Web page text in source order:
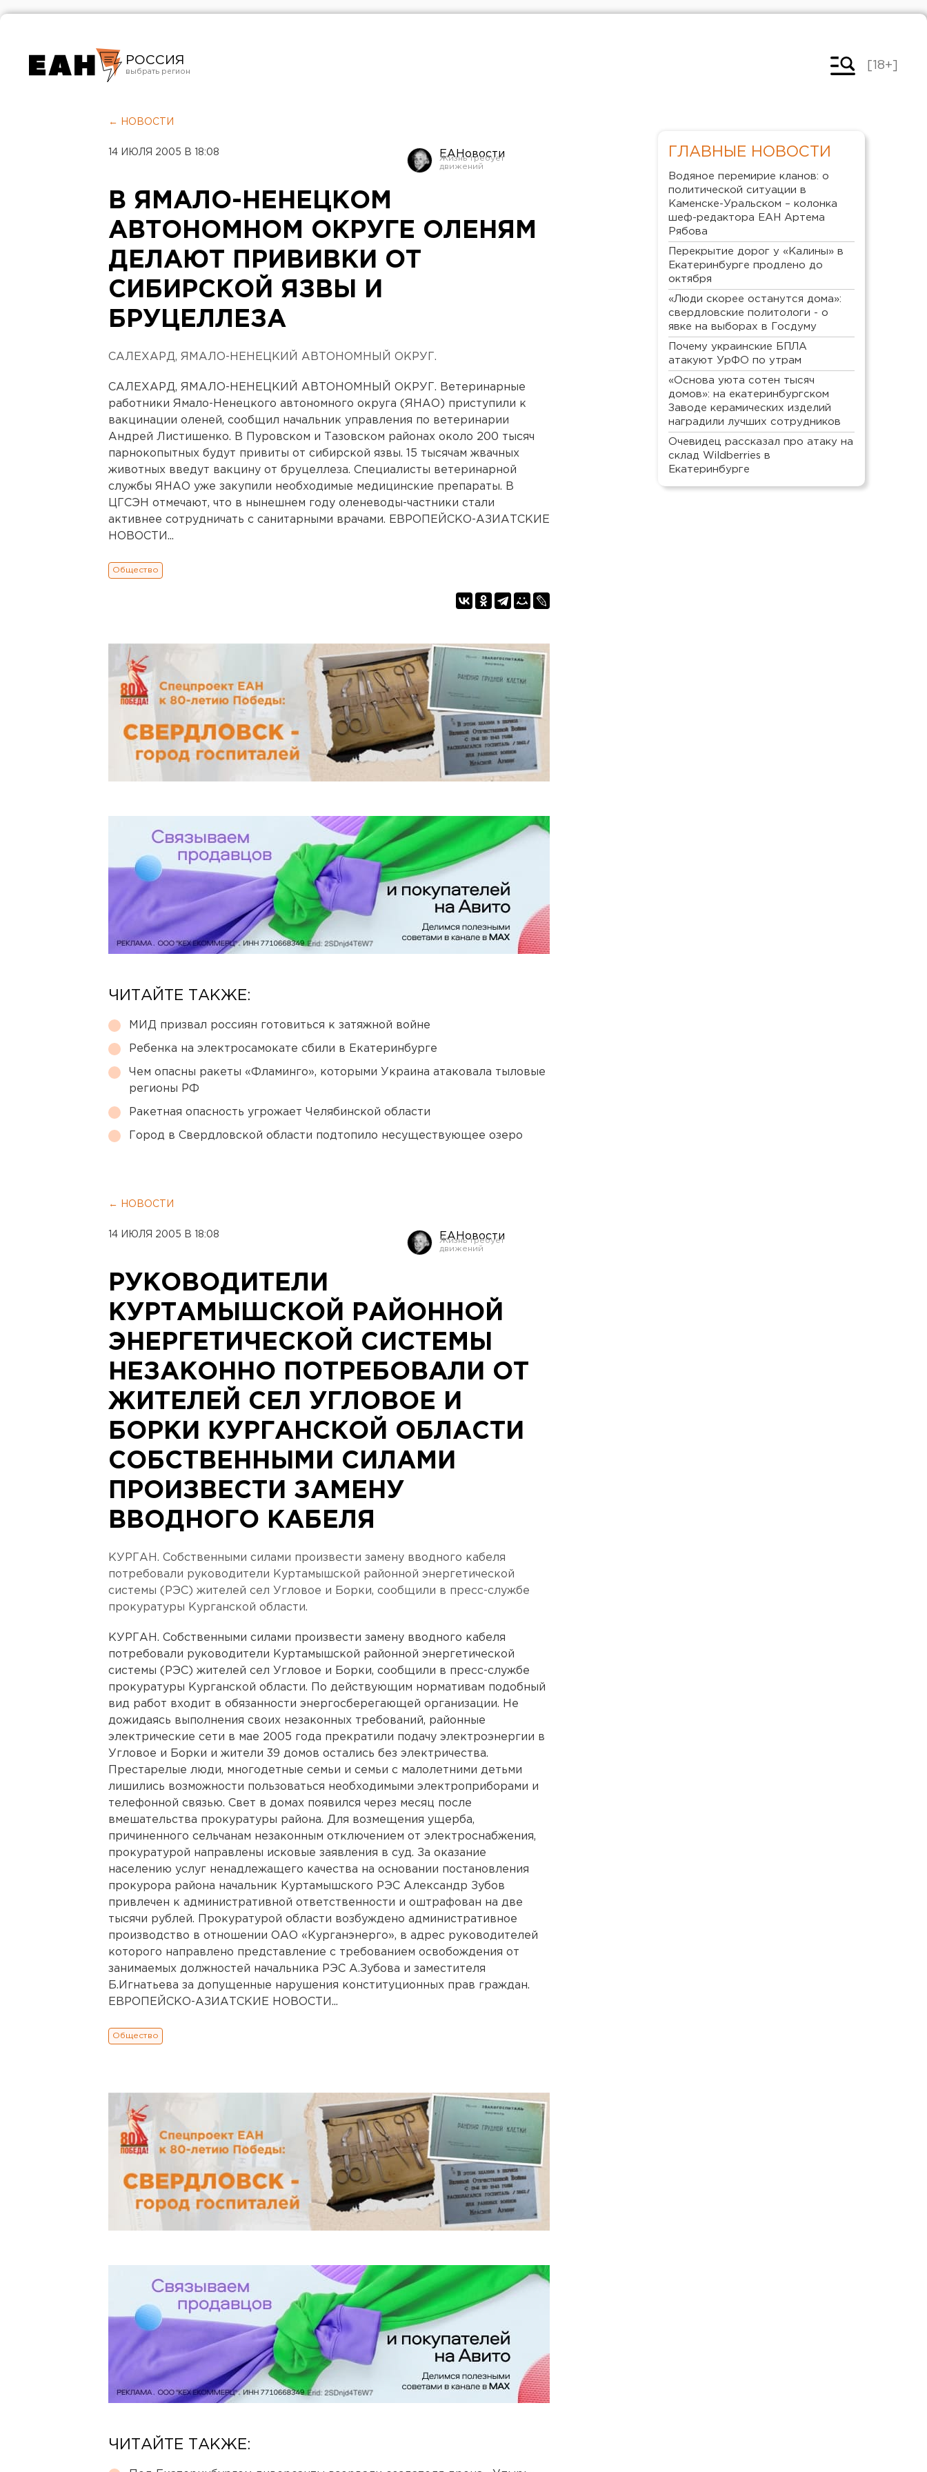
РОССИЯ
Челябинск
[18+]
← НОВОСТИ
14 ИЮЛЯ 2005 В 18:08 ЕАНовости
В ЯМАЛО-НЕНЕЦКОМ
АВТОНОМНОМ ОКРУГЕ ОЛЕНЯМ
ДЕЛАЮТ ПРИВИВКИ ОТ
СИБИРСКОЙ ЯЗВЫ И
БРУЦЕЛЛЕЗА
САЛЕХАРД, ЯМАЛО-НЕНЕЦКИЙ АВТОНОМНЫЙ ОКРУГ.
САЛЕХАРД, ЯМАЛО-НЕНЕЦКИЙ АВТОНОМНЫЙ ОКРУГ. Ветеринарные
работники Ямало-Ненецкого автономного округа (ЯНАО) приступили к
вакцинации оленей, сообщил начальник управления по ветеринарии
Андрей Листишенко. В Пуровском и Тазовском районах около 200 тысяч
парнокопытных будут привиты от сибирской язвы. 15 тысячам жвачных
животных введут вакцину от бруцеллеза. Специалисты ветеринарной
службы ЯНАО уже закупили необходимые медицинские препараты. В
ЦГСЭН отмечают, что в нынешнем году оленеводы-частники стали
активнее сотрудничать с санитарными врачами. ЕВРОПЕЙСКО-АЗИАТСКИЕ
НОВОСТИ...
Общество
ЧИТАЙТЕ ТАКЖЕ:
МИД призвал россиян готовиться к затяжной войне
Ребенка на электросамокате сбили в Екатеринбурге
Чем опасны ракеты «Фламинго», которыми Украина атаковала тыловые
регионы РФ
Ракетная опасность угрожает Челябинской области
Город в Свердловской области подтопило несуществующее озеро
← НОВОСТИ
14 ИЮЛЯ 2005 В 18:08 ЕАНовости
РУКОВОДИТЕЛИ
КУРТАМЫШСКОЙ РАЙОННОЙ
ЭНЕРГЕТИЧЕСКОЙ СИСТЕМЫ
НЕЗАКОННО ПОТРЕБОВАЛИ ОТ
ЖИТЕЛЕЙ СЕЛ УГЛОВОЕ И
БОРКИ КУРГАНСКОЙ ОБЛАСТИ
СОБСТВЕННЫМИ СИЛАМИ
ПРОИЗВЕСТИ ЗАМЕНУ
ВВОДНОГО КАБЕЛЯ
КУРГАН. Собственными силами произвести замену вводного кабеля
потребовали руководители Куртамышской районной энергетической
системы (РЭС) жителей сел Угловое и Борки, сообщили в пресс-службе
прокуратуры Курганской области.
КУРГАН. Собственными силами произвести замену вводного кабеля
потребовали руководители Куртамышской районной энергетической
системы (РЭС) жителей сел Угловое и Борки, сообщили в пресс-службе
прокуратуры Курганской области. По действующим нормативам подобный
вид работ входит в обязанности энергосберегающей организации. Не
дожидаясь выполнения своих незаконных требований, районные
электрические сети в мае 2005 года прекратили подачу электроэнергии в
Угловое и Борки и жители 39 домов остались без электричества.
Престарелые люди, многодетные семьи и семьи с малолетними детьми
лишились возможности пользоваться необходимыми электроприборами и
телефонной связью. Свет в домах появился через месяц после
вмешательства прокуратуры района. Для возмещения ущерба,
причиненного сельчанам незаконным отключением от электроснабжения,
прокуратурой направлены исковые заявления в суд. За оказание
населению услуг ненадлежащего качества на основании постановления
прокурора района начальник Куртамышского РЭС Александр Зубов
привлечен к административной ответственности и оштрафован на две
тысячи рублей. Прокуратурой области возбуждено административное
производство в отношении ОАО «Курганэнерго», в адрес руководителей
которого направлено представление с требованием освобождения от
занимаемых должностей начальника РЭС А.Зубова и заместителя
Б.Игнатьева за допущенные нарушения конституционных прав граждан.
ЕВРОПЕЙСКО-АЗИАТСКИЕ НОВОСТИ...
Общество
ЧИТАЙТЕ ТАКЖЕ:
ГЛАВНЫЕ НОВОСТИ
Водяное перемирие кланов: о
политической ситуации в
Каменске-Уральском – колонка
шеф-редактора ЕАН Артема
Рябова
Перекрытие дорог у «Калины» в
Екатеринбурге продлено до
октября
«Люди скорее останутся дома»:
свердловские политологи - о
явке на выборах в Госдуму
Почему украинские БПЛА
атакуют УрФО по утрам
«Основа уюта сотен тысяч
домов»: на екатеринбургском
Заводе керамических изделий
наградили лучших сотрудников
Очевидец рассказал про атаку на
склад Wildberries в
Екатеринбурге